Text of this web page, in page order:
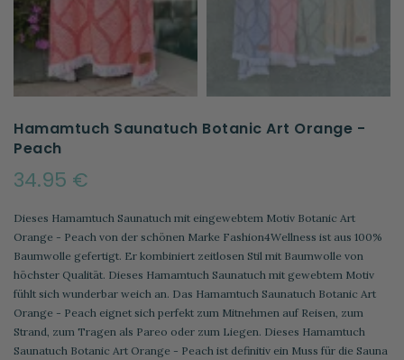
Hamamtuch Saunatuch Botanic Art Orange -
Peach
34.95 €
Dieses Hamamtuch Saunatuch mit eingewebtem Motiv Botanic Art
Orange - Peach von der schönen Marke Fashion4Wellness ist aus 100%
Baumwolle gefertigt. Er kombiniert zeitlosen Stil mit Baumwolle von
höchster Qualität. Dieses Hamamtuch Saunatuch mit gewebtem Motiv
fühlt sich wunderbar weich an. Das Hamamtuch Saunatuch Botanic Art
Orange - Peach eignet sich perfekt zum Mitnehmen auf Reisen, zum
Strand, zum Tragen als Pareo oder zum Liegen. Dieses Hamamtuch
Saunatuch Botanic Art Orange - Peach ist definitiv ein Muss für die Sauna